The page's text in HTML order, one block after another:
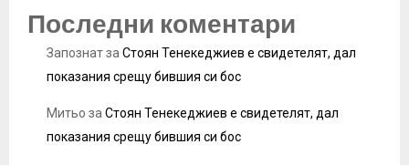
Последни коментари
Запознатза Стоян Тенекеджиев е свидетелят, дал
показания срещу бившия си бос
Митьо за Стоян Тенекеджиев е свидетелят, дал
показания срещу бившия си бос